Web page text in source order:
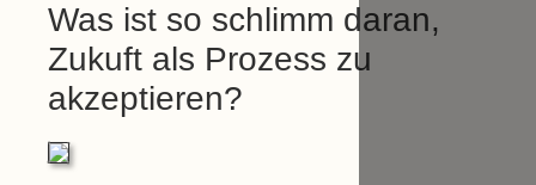
Was ist so schlimm daran,
Zukuft als Prozess zu
akzeptieren?